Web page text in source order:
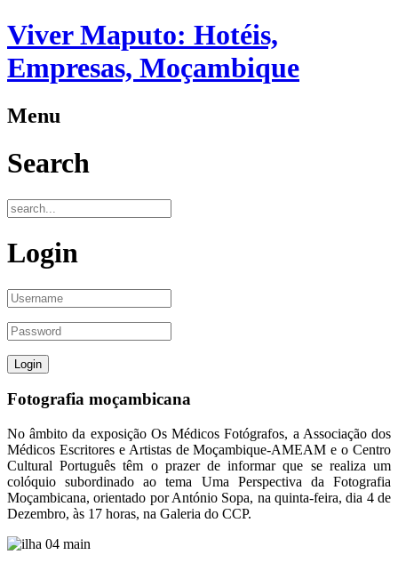
Viver Maputo: Hotéis,
Empresas, Moçambique
Menu
Search
Login
Fotografia moçambicana
No âmbito da exposição Os Médicos Fotógrafos, a Associação dos
Médicos Escritores e Artistas de Moçambique-AMEAM e o Centro
Cultural Português têm o prazer de informar que se realiza um
colóquio subordinado ao tema Uma Perspectiva da Fotografia
Moçambicana, orientado por António Sopa, na quinta-feira, dia 4 de
Dezembro, às 17 horas, na Galeria do CCP.